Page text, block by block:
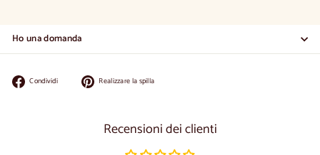
Ho una domanda
Condividi CondividiRealizzare la spilla
Recensioni dei clienti